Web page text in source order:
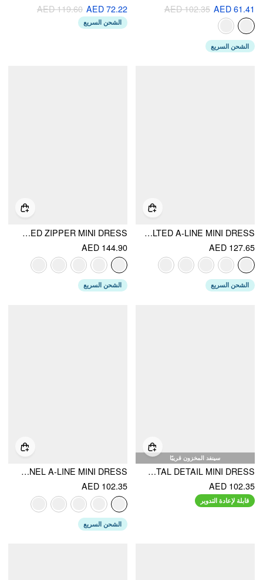
AED 61.41
AED 102.35
الشحن السريع
AED 72.22
AED 119.60
الشحن السريع
BOAT NECK RUCHED BELTED A-LINE MINI DRESS
AED 127.65
الشحن السريع
HIGH STRETCH DENIM RUCHED ZIPPER MINI DRESS
AED 144.90
الشحن السريع
سينفد المخزون قريبًا
BOAT NECK RUCHED METAL DETAIL MINI DRESS
AED 102.35
قابلة لإعادة التدوير
COTTON-BLEND BOAT NECK RUCHED LACE PANEL A-LINE MINI DRESS
AED 102.35
الشحن السريع